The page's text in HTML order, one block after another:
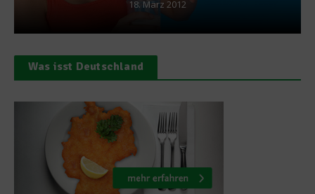
Was isst Deutschland